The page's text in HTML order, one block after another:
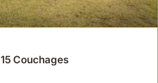
Couchages